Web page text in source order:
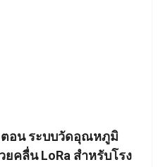
อน ระบบวัดอุณหภูมิ
คลื่น LoRa สำหรับโรง